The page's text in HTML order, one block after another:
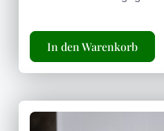
In den Warenkorb